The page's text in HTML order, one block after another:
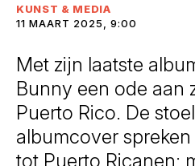
KUNST & MEDIA
11 MAART 2025, 9:00
Met zijn laatste
Bunny een ode aan
Puerto Rico. De
albumcover
tot Puerto Ricanen;